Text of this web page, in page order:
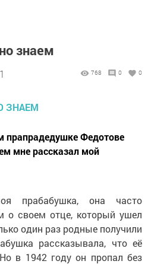
знаем
768 0 0
прапрадедушке Федотове
мне рассказал мой
прабабушка, она часто
о своем отце, который ушел
один раз родные получили
рассказывала, что её
в 1942 году он пропал без